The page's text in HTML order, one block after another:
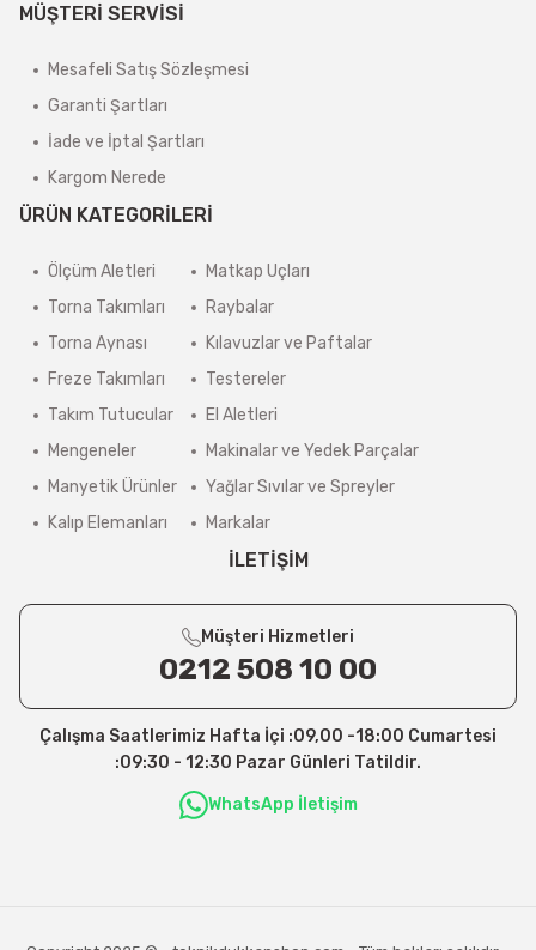
MÜŞTERİ SERVİSİ
Mesafeli Satış Sözleşmesi
Garanti Şartları
İade ve İptal Şartları
Kargom Nerede
ÜRÜN KATEGORİLERİ
Ölçüm Aletleri
Torna Takımları
Torna Aynası
Freze Takımları
Takım Tutucular
Mengeneler
Manyetik Ürünler
Kalıp Elemanları
Matkap Uçları
Raybalar
Kılavuzlar ve Paftalar
Testereler
El Aletleri
Makinalar ve Yedek Parçalar
Yağlar Sıvılar ve Spreyler
Markalar
İLETİŞİM
Müşteri Hizmetleri
0212 508 10 00
Çalışma Saatlerimiz Hafta İçi :09,00 -18:00 Cumartesi
:09:30 - 12:30 Pazar Günleri Tatildir.
WhatsApp İletişim